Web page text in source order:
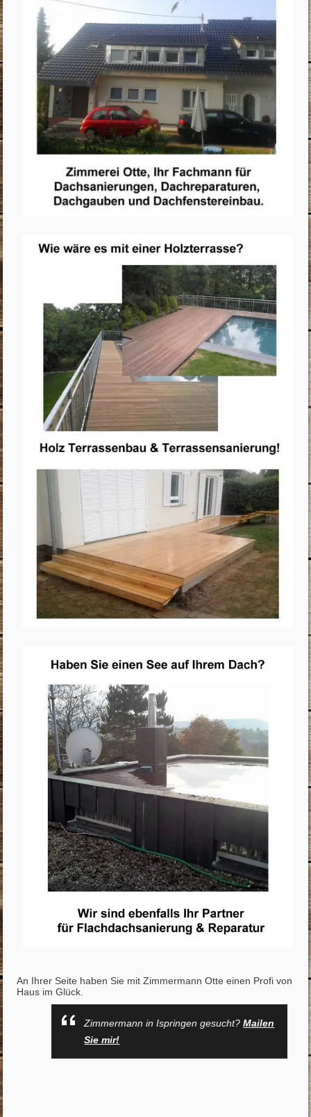
An Ihrer Seite haben Sie mit Zimmermann Otte einen Profi von
Haus im Glück.
Zimmermann in Ispringen gesucht?Mailen
Sie mir!